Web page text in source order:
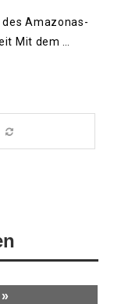
Amazonas-
Mit dem …
»